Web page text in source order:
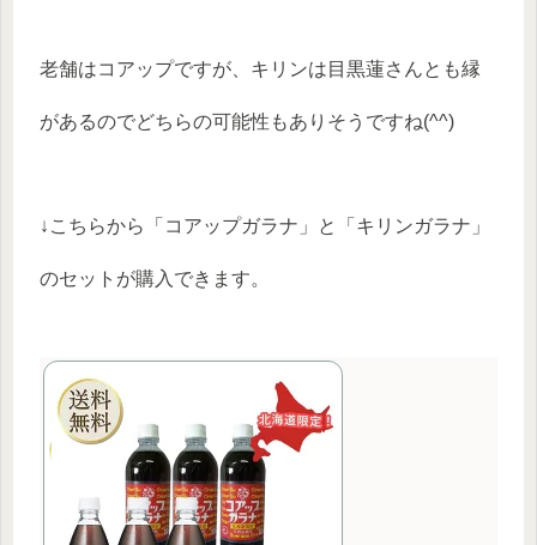
老舗はコアップですが、キリンは目黒蓮さんとも縁
があるのでどちらの可能性もありそうですね(^^)
↓こちらから「コアップガラナ」と「キリンガラナ」
のセットが購入できます。